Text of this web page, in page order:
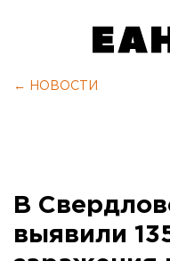
← НОВОСТИ
В
выявили